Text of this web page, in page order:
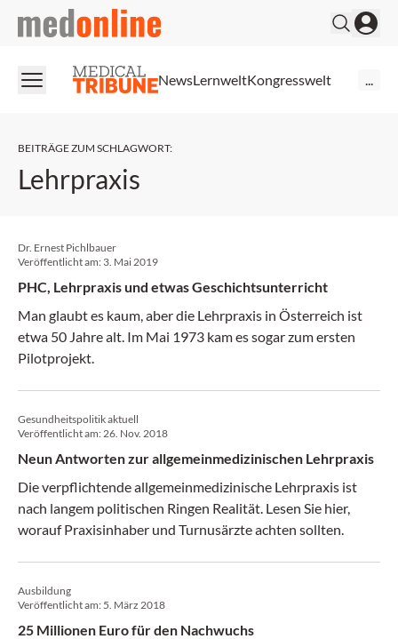
medonline
NewsLernweltKongresswelt
BEITRÄGE ZUM SCHLAGWORT:
Lehrpraxis
Dr. Ernest Pichlbauer
Veröffentlicht am: 3. Mai 2019
PHC, Lehrpraxis und etwas Geschichtsunterricht
Man glaubt es kaum, aber die Lehrpraxis in Österreich ist
etwa 50 Jahre alt. Im Mai 1973 kam es sogar zum ersten
Pilotprojekt.
Gesundheitspolitik aktuell
Veröffentlicht am:26. Nov. 2018
Neun Antworten zur allgemeinmedizinischen Lehrpraxis
Die verpflichtende allgemeinmedizinische Lehrpraxis ist
nach langem politischen Ringen Realität. Lesen Sie hier,
worauf Praxisinhaber und Turnusärzte achten sollten.
Ausbildung
Veröffentlicht am: 5. März 2018
25 Millionen Euro für den Nachwuchs